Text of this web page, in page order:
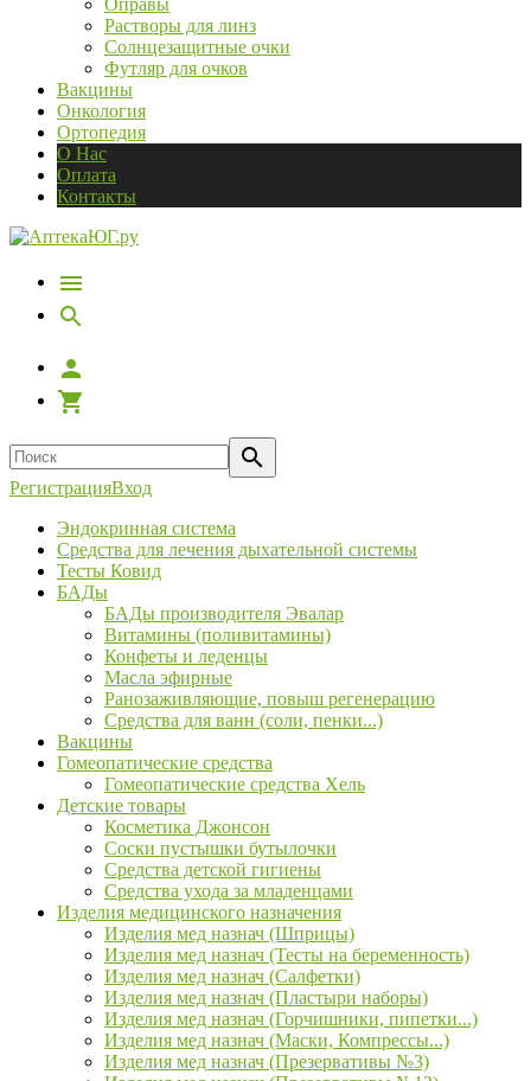
Оправы
Растворы для линз
Солнцезащитные очки
Футляр для очков
Вакцины
Онкология
Ортопедия
О Нас
Оплата
Контакты
РегистрацияВход
Эндокринная система
Средства для лечения дыхательной системы
Тесты Ковид
БАДы
БАДы производителя Эвалар
Витамины (поливитамины)
Конфеты и леденцы
Масла эфирные
Ранозаживляющие, повыш регенерацию
Средства для ванн (соли, пенки...)
Вакцины
Гомеопатические средства
Гомеопатические средства Хель
Детские товары
Косметика Джонсон
Соски пустышки бутылочки
Средства детской гигиены
Средства ухода за младенцами
Изделия медицинского назначения
Изделия мед назнач (Шприцы)
Изделия мед назнач (Тесты на беременность)
Изделия мед назнач (Салфетки)
Изделия мед назнач (Пластыри наборы)
Изделия мед назнач (Горчишники, пипетки...)
Изделия мед назнач (Маски, Компрессы...)
Изделия мед назнач (Презервативы №3)